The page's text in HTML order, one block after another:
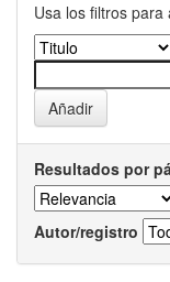
Usa los filtros
Resultados por
Autor/registro